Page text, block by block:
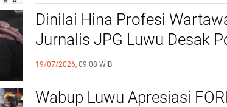
Dinilai Hina Profesi
Jurnalis JPG Luwu Desak
Laporan terhadap Reski
19/07/2026, 09:08 WIB
Wabup Luwu Apresiasi